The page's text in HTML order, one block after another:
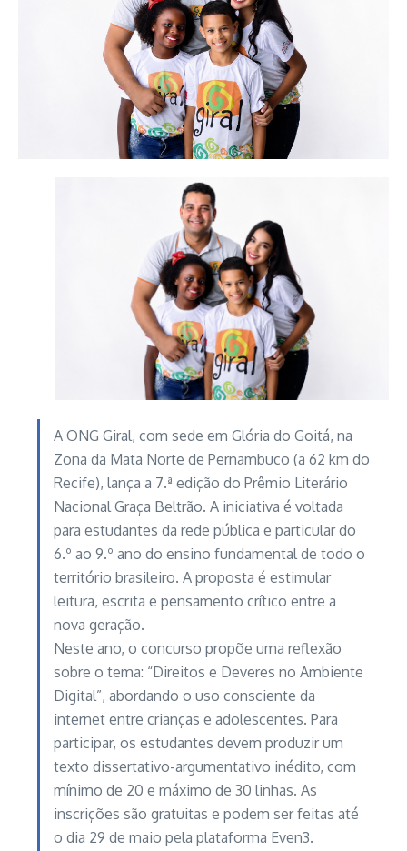
A ONG Giral, com sede em Glória do Goitá, na
Zona da Mata Norte de Pernambuco (a 62 km do
Recife), lança a 7.ª edição do Prêmio Literário
Nacional Graça Beltrão. A iniciativa é voltada
para estudantes da rede pública e particular do
6.º ao 9.º ano do ensino fundamental de todo o
território brasileiro. A proposta é estimular
leitura, escrita e pensamento crítico entre a
nova geração.
Neste ano, o concurso propõe uma reflexão
sobre o tema: “Direitos e Deveres no Ambiente
Digital”, abordando o uso consciente da
internet entre crianças e adolescentes. Para
participar, os estudantes devem produzir um
texto dissertativo-argumentativo inédito, com
mínimo de 20 e máximo de 30 linhas. As
inscrições são gratuitas e podem ser feitas até
o dia 29 de maio pela plataforma Even3.